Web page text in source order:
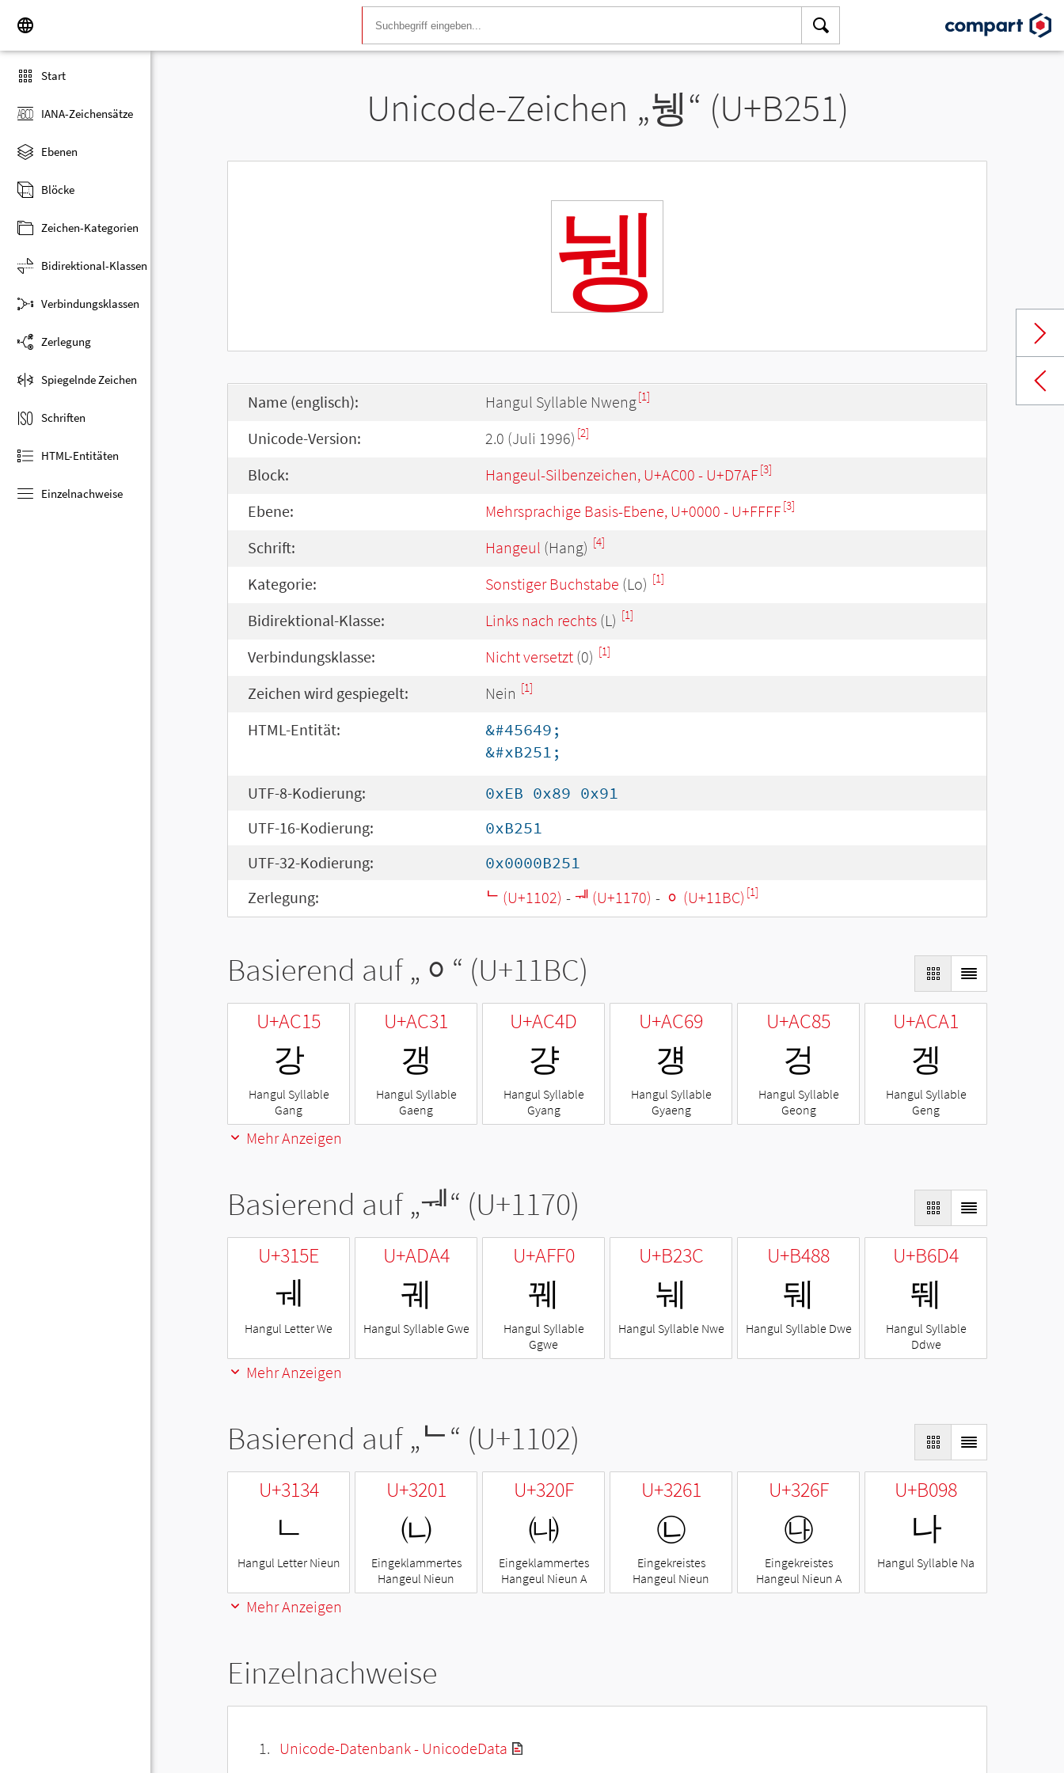
Start
IANA-Zeichensätze
Ebenen
Blöcke
Zeichen-Kategorien
Bidirektional-Klassen
Verbindungsklassen
Zerlegung
Spiegelnde Zeichen
Schriften
HTML-Entitäten
Einzelnachweise
Unicode-Zeichen „뉑“ (U+B251)
뉑
Name (englisch): Hangul Syllable Nweng[1]
Unicode-Version: 2.0 (Juli 1996) [2]
Block: Hangeul-Silbenzeichen, U+AC00 - U+D7AF[3]
Ebene: Mehrsprachige Basis-Ebene, U+0000 - U+FFFF[3]
Schrift: Hangeul (Hang) [4]
Kategorie: Sonstiger Buchstabe (Lo) [1]
Bidirektional-Klasse: Links nach rechts (L) [1]
Verbindungsklasse: Nicht versetzt (0) [1]
Zeichen wird gespiegelt: Nein [1]
HTML-Entität:
&#45649;
&#xB251;
UTF-8-Kodierung:
0xEB 0x89 0x91
UTF-16-Kodierung:
0xB251
UTF-32-Kodierung:
0x0000B251
Zerlegung:
ᄂ (U+1102) - ᅰ (U+1170) - ᆼ (U+11BC) [1]
Basierend auf „ ᆼ “ (U+11BC)
U+AC15
강
Hangul Syllable
Gang
U+AC31
갱
Hangul Syllable
Gaeng
U+AC4D
걍
Hangul Syllable
Gyang
U+AC69
걩
Hangul Syllable
Gyaeng
U+AC85
겅
Hangul Syllable
Geong
U+ACA1
겡
Hangul Syllable
Geng
Mehr Anzeigen
Basierend auf „ᅰ“ (U+1170)
U+315E
ㅞ
Hangul Letter We
U+ADA4
궤
Hangul Syllable Gwe
U+AFF0
꿰
Hangul Syllable
Ggwe
U+B23C
눼
Hangul Syllable Nwe
U+B488
뒈
Hangul Syllable Dwe
U+B6D4
뛔
Hangul Syllable
Ddwe
Mehr Anzeigen
Basierend auf „ᄂ“ (U+1102)
U+3134
ㄴ
Hangul Letter Nieun
U+3201
㈁
Eingeklammertes
Hangeul Nieun
U+320F
㈏
Eingeklammertes
Hangeul Nieun A
U+3261
㉡
Eingekreistes
Hangeul Nieun
U+326F
㉯
Eingekreistes
Hangeul Nieun A
U+B098
나
Hangul Syllable Na
Mehr Anzeigen
Einzelnachweise
Unicode-Datenbank - UnicodeData